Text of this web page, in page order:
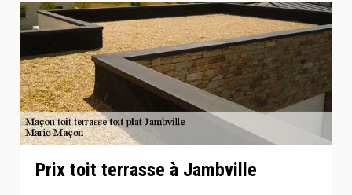
Prix toit terrasse à Jambville